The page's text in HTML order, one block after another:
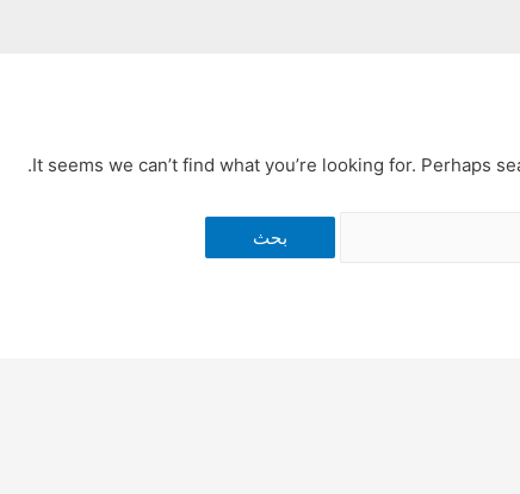
It seems we can’t find what you’re looking for. Perhaps